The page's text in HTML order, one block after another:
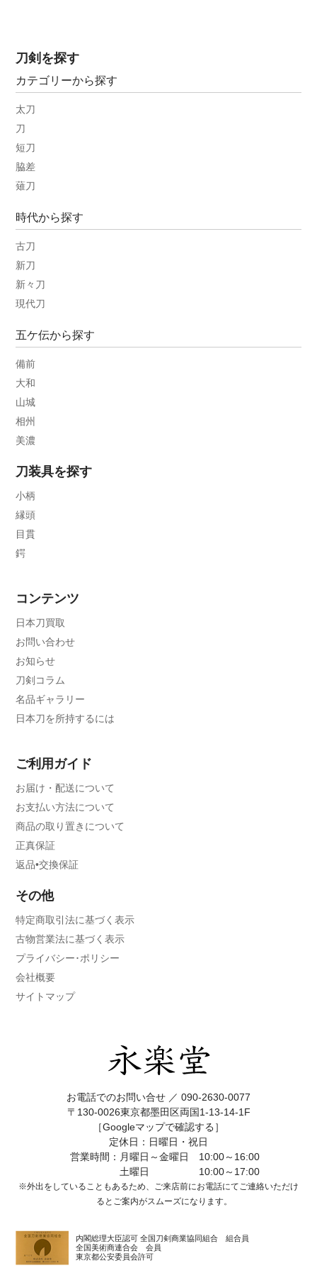
刀剣を探す
カテゴリーから探す
太刀
刀
短刀
脇差
薙刀
時代から探す
古刀
新刀
新々刀
現代刀
五ケ伝から探す
備前
大和
山城
相州
美濃
刀装具を探す
小柄
縁頭
目貫
鍔
コンテンツ
日本刀買取
お問い合わせ
お知らせ
刀剣コラム
名品ギャラリー
日本刀を所持するには
ご利用ガイド
お届け・配送について
お支払い方法について
商品の取り置きについて
正真保証
返品•交換保証
その他
特定商取引法に基づく表示
古物営業法に基づく表示
プライバシー･ポリシー
会社概要
サイトマップ
お電話でのお問い合せ ／ 090-2630-0077
〒130-0026東京都墨田区両国1-13-14-1F
［Googleマップで確認する］
定休日：日曜日・祝日
営業時間：月曜日～金曜日 10:00～16:00
土曜日 10:00～17:00
※外出をしていることもあるため、ご来店前にお電話にてご連絡いただけ
ると ご案内がスムーズになります。
内閣総理大臣認可 全国刀剣商業協同組合 組合員
全国美術商連合会 会員
東京都公安委員会許可